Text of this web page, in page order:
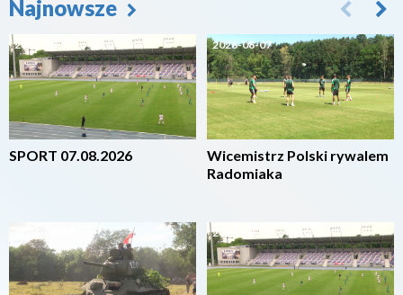
Najnowsze
2026-08-07
SPORT 07.08.2026
2026-08-07
Wicemistrz Polski rywalem
Radomiaka
2026-08-07